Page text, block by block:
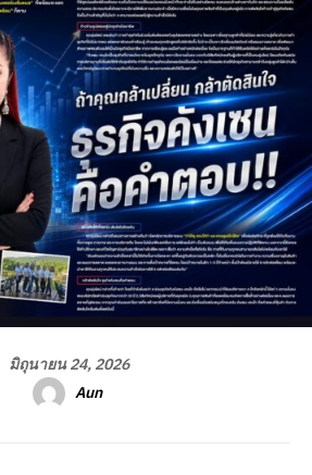
มิถุนายน 24, 2026
Aun